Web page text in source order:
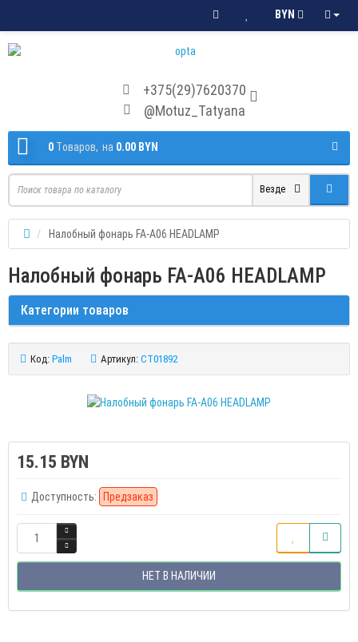
BYN
+375(29)7620370
@Motuz_Tatyana
0 Tоваров, на 0.00 BYN
Везде
Налобный фонарь FA-A06 HEADLAMP
Налобный фонарь FA-A06 HEADLAMP
Категории товаров
Код: Palm Артикул: CT01892
15.15 BYN
Доступность: Предзаказ
НЕТ В НАЛИЧИИ